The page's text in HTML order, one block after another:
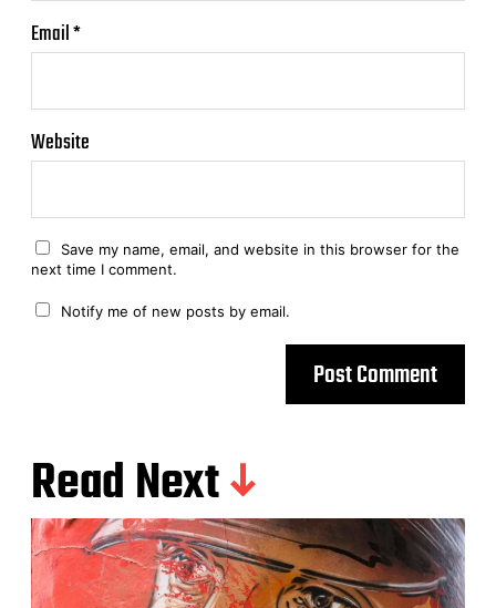
Email*
Website
Save my name, email, and website in this browser for the
next time I comment.
Notify me of new posts by email.
Read Next